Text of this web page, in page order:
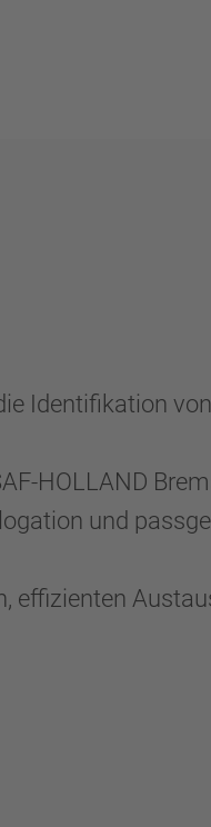
Identifikation
HOLLAND
und
effizienten